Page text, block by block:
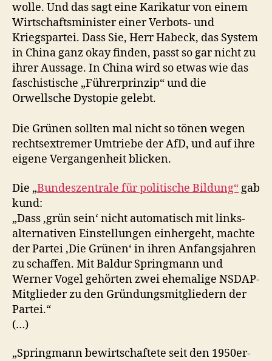
wolle. Und das sagt eine Karikatur von einem
Wirtschaftsminister einer Verbots- und
Kriegspartei. Dass Sie, Herr Habeck, das System
in China ganz okay finden, passt so gar nicht zu
ihrer Aussage. In China wird so etwas wie das
faschistische „Führerprinzip“ und die
Orwellsche Dystopie gelebt.
Die Grünen sollten mal nicht so tönen wegen
rechtsextremer Umtriebe der AfD, und auf ihre
eigene Vergangenheit blicken.
Die „Bundeszentrale für politische Bildung“ gab
kund:
„Dass ,grün sein‘ nicht automatisch mit links-
alternativen Einstellungen einhergeht, machte
der Partei ,Die Grünen‘ in ihren Anfangsjahren
zu schaffen. Mit Baldur Springmann und
Werner Vogel gehörten zwei ehemalige NSDAP-
Mitglieder zu den Gründungsmitgliedern der
Partei.“
(…)
„Springmann bewirtschaftete seit den 1950er-